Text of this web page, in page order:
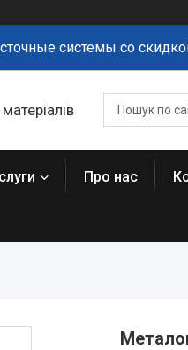
системы со
Про нас